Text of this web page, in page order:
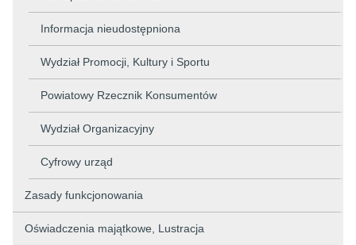
Informacja nieudostępniona
Wydział Promocji, Kultury i Sportu
Powiatowy Rzecznik Konsumentów
Wydział Organizacyjny
Cyfrowy urząd
Zasady funkcjonowania
Oświadczenia majątkowe, Lustracja